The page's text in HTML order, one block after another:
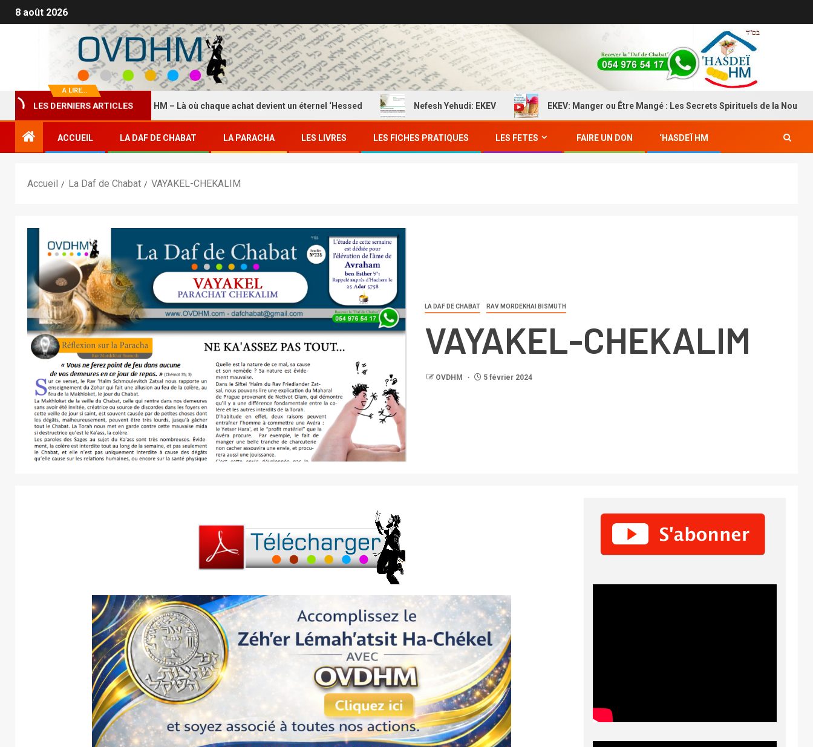
8 août 2026
A LIRE...
LES DERNIERS ARTICLES
La Boutique HASDEI HM – Là où chaque achat devient un éternel ‘Hessed Nefesh Yehudi: EKEV EKEV: Manger ou Être Mangé : Les Secrets Spirituels de la Nourriture
ACCUEIL LA DAF DE CHABAT LA PARACHA LES LIVRES LES FICHES PRATIQUES LES FETES FAIRE UN DON ‘HASDEÏ HM
Accueil La Daf de Chabat VAYAKEL-CHEKALIM
LA DAF DE CHABAT RAV MORDEKHAI BISMUTH
VAYAKEL-CHEKALIM
OVDHM 5 février 2024